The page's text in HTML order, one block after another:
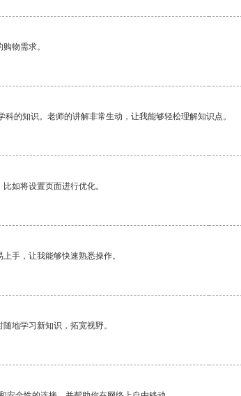
物需求。
的知识。老师的讲解非常生动，让我能够轻松理解知识点。
如将设置页面进行优化。
手，让我能够快速熟悉操作。
地学习新知识，拓宽视野。